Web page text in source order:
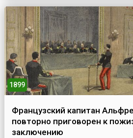
нас, —Так, весь обвеян д...
1899
Французский капитан
повторно приговорен к
заключению